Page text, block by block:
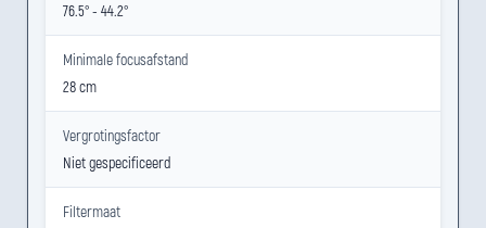
76.5° - 44.2°
Minimale focusafstand
28 cm
Vergrotingsfactor
Niet gespecificeerd
Filtermaat